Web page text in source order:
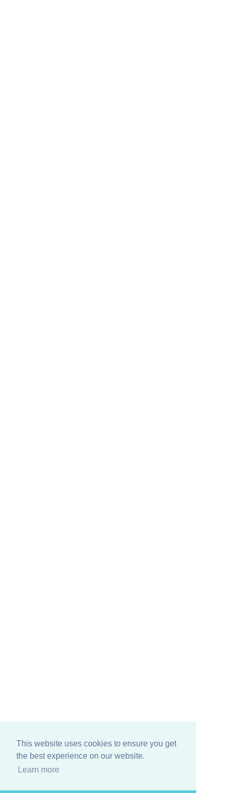
This website uses cookies to ensure you get
the best experience on our website.
Learn more